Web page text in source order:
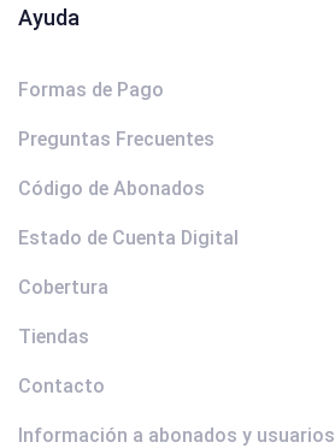
Ayuda
Formas de Pago
Preguntas Frecuentes
Código de Abonados
Estado de Cuenta Digital
Cobertura
Tiendas
Contacto
Información a abonados y usuarios